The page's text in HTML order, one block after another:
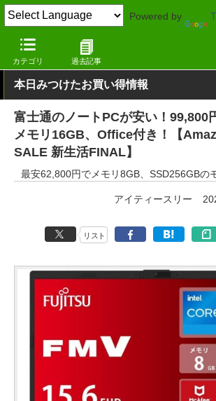
Powered by
カテゴリ 過去記事
窓の杜 システム・ファイル
本日みつけたお買い得情報
富士通のノートPCが安い！99,800
メモリ16GB、Office付き！【
SALE 新生活FINAL】
最安62,800円でメモリ8GB、SSD256GBの
アイティースリー
リスト